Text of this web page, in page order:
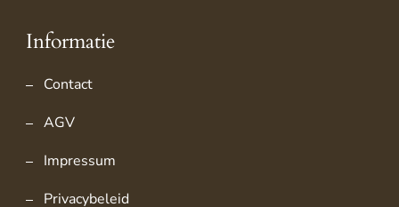
Informatie
Contact
AGV
Impressum
Privacybeleid